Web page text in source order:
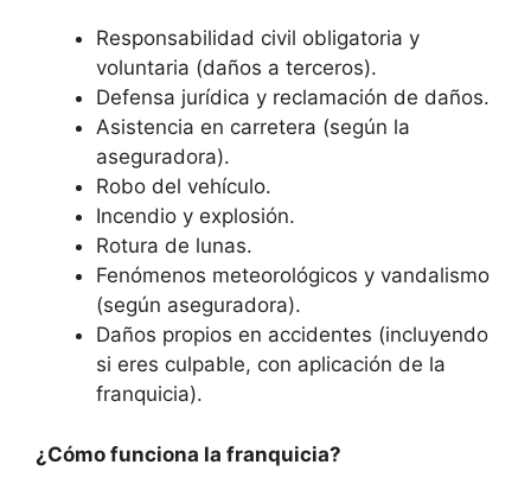
Responsabilidad civil obligatoria y
voluntaria (daños a terceros).
Defensa jurídica y reclamación de daños.
Asistencia en carretera (según la
aseguradora).
Robo del vehículo.
Incendio y explosión.
Rotura de lunas.
Fenómenos meteorológicos y vandalismo
(según aseguradora).
Daños propios en accidentes (incluyendo
si eres culpable, con aplicación de la
franquicia).
¿Cómo funciona la franquicia?